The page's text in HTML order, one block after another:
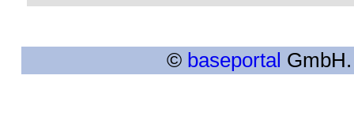
© baseportal